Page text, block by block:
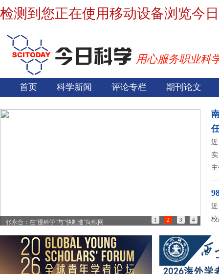
检测到您正在使用移动设备浏览今
用心服务职业科
首页 科学新闻 评论专栏 期刊论文
张永合：在“慢科学”与“快制造”间织网 85
1 2 3 4